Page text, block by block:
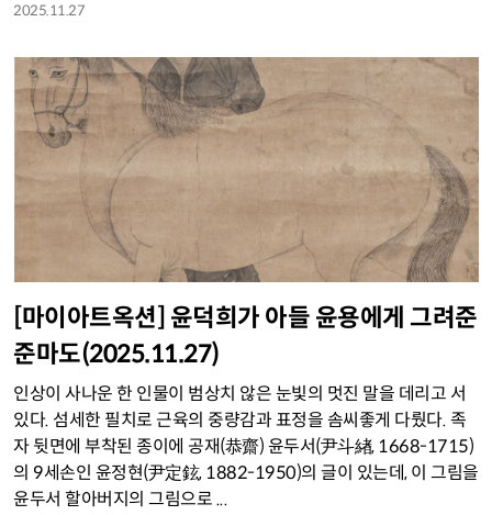
2025.11.27
[마이아트옥션] 윤덕희가 아들 윤용에게 그려준
준마도(2025.11.27)
인상이 사나운 한 인물이 범상치 않은 눈빛의 멋진 말을 데리고 서
있다. 섬세한 필치로 근육의 중량감과 표정을 솜씨좋게 다뤘다. 족
자 뒷면에 부착된 종이에 공재(恭齋) 윤두서(尹斗緖, 1668-1715)
의 9세손인 윤정현(尹定鉉, 1882-1950)의 글이 있는데, 이 그림을
윤두서 할아버지의 그림으로 ...